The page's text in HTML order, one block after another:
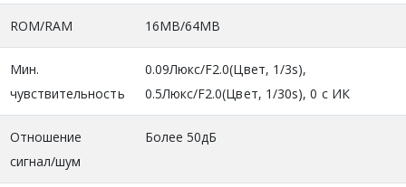
ROM/RAM 16MB/64MB
Мин.
чувствительность
0.09Люкс/F2.0(Цвет, 1/3s),
0.5Люкс/F2.0(Цвет, 1/30s), 0 c ИК
Отношение
сигнал/шум
Более 50дБ